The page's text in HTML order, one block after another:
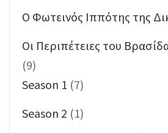
O Φωτεινός Ιππότης της
Oι Περιπέτειες του
(9)
Season 1 (7)
Season 2 (1)